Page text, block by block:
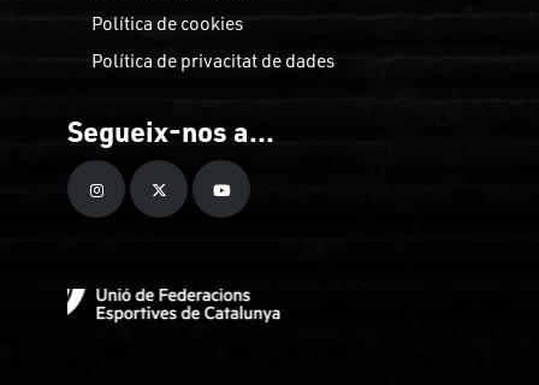
Política de cookies
Política de privacitat de dades
Segueix-nos a...